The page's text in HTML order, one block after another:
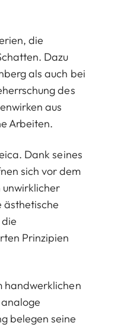
die
Dazu
als auch bei
des
aus
Arbeiten.
Dank seines
sich vor dem
unwirklicher
ästhetische
Prinzipien
handwerklichen
belegen seine